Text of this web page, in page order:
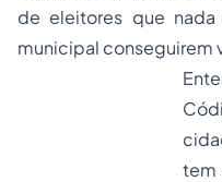
de eleitores que
municipal conseguirem
tem